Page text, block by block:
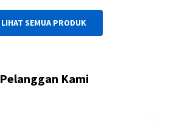
LIHAT SEMUA PRODUK
Pelanggan Kami